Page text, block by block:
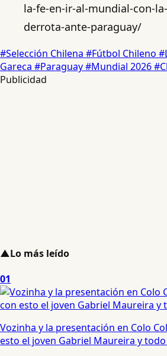
la-fe-en-ir-al-mundial-con-
derrota-ante-paraguay/
#Selección Chilena #Fútbol Chileno
Gareca #Paraguay#Mundial 2026
Publicidad
▲Lo más leído
01
Vozinha y la presentación en Colo
esto el joven Gabriel Maureira y